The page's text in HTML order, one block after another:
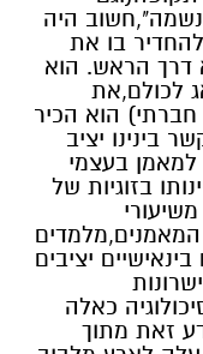
היה
בו את
דרך הראש. הוא
לכולם,את
הוא הכיר
בינינו יציב
בעצמי
בזוגיות של
יציבים
כאלה
זאת מתוך